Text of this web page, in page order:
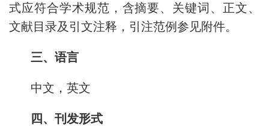
式应符合学术规范，含摘要、关键词、正文、
文献目录及引文注释，引注范例参见附件。
三、语言
中文，英文
四、刊发形式